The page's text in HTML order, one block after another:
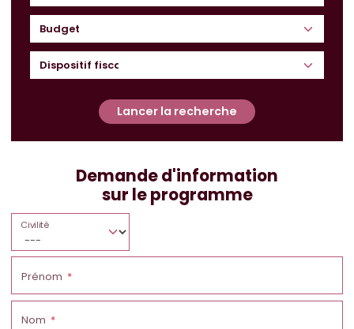
Budget
Lancer la recherche
Demande d'information
sur le programme
Civilité
Prénom
Nom